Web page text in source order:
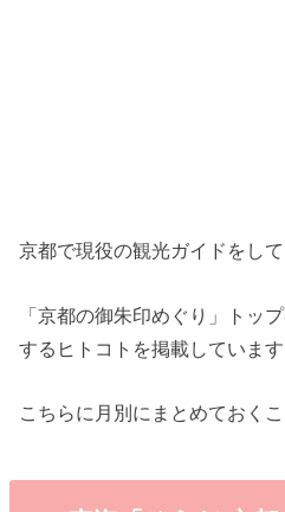
京都で現役の観光ガイドをして
「京都の御朱印めぐり」トッ
するヒトコトを掲載しています
こちらに月別にまとめておく